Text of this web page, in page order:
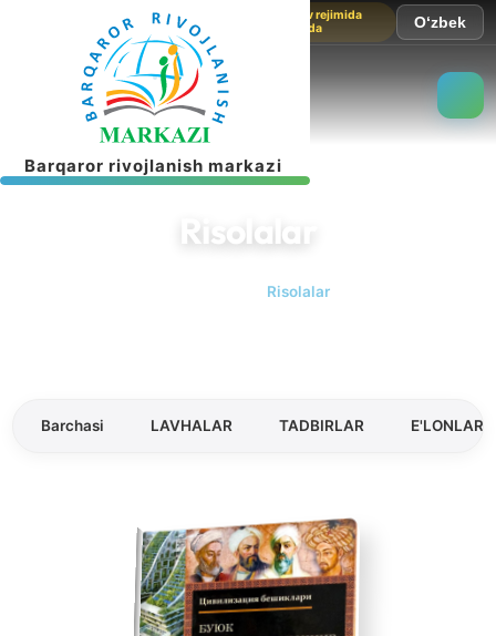
Barqaror rivojlanish markazi
Sayt sinov rejimida
ishlamoqda
O‘zbek
Risolalar
Risolalar
Barchasi LAVHALAR TADBIRLAR E'LONLAR